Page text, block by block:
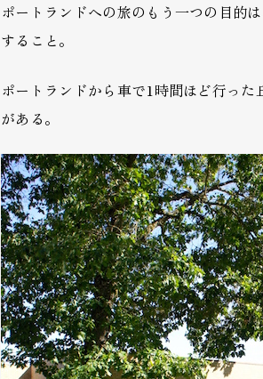
ポートランドへの旅のもう一つの目的
すること。
ポートランドから車で1時間ほど行っ
がある。